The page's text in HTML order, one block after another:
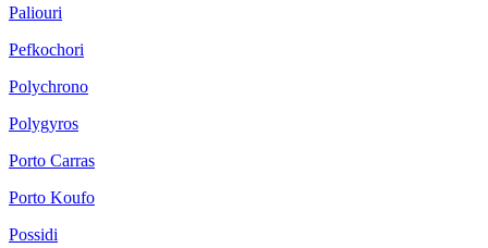
Paliouri
Pefkochori
Polychrono
Polygyros
Porto Carras
Porto Koufo
Possidi